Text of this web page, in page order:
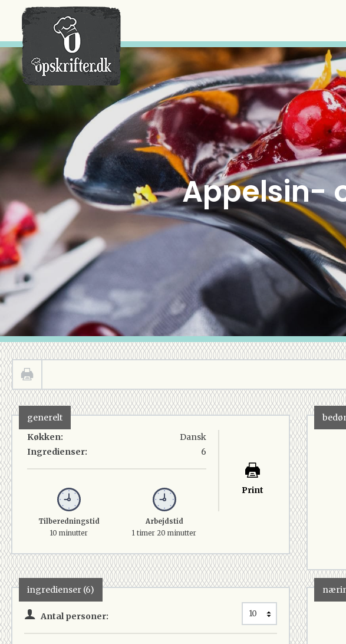
Der er ingen varer i din kurv.
Appelsin-
generelt
Køkken:
Ingredienser:
Dansk
6
Tilberedningstid
10 minutter
Arbejdstid
1 timer 20 minutter
Print
ingredienser (6)
Antal personer: